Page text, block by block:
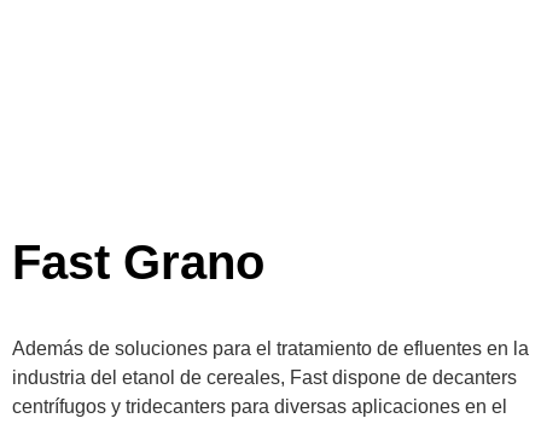
Fast Grano
Además de soluciones para el tratamiento de efluentes en la
industria del etanol de cereales, Fast dispone de decanters
centrífugos y tridecanters para diversas aplicaciones en el